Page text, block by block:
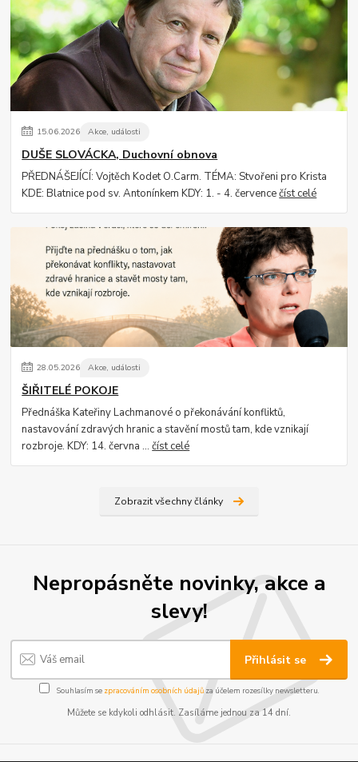
15.06.2026 Akce, události
DUŠE SLOVÁCKA, Duchovní obnova
PŘEDNÁŠEJÍCÍ: Vojtěch Kodet O.Carm. TÉMA: Stvořeni pro Krista
KDE: Blatnice pod sv. Antonínkem KDY: 1. - 4. červencečíst celé
28.05.2026 Akce, události
ŠIŘITELÉ POKOJE
Přednáška Kateřiny Lachmanové o překonávání konfliktů,
nastavování zdravých hranic a stavění mostů tam, kde vznikají
rozbroje. KDY: 14. června ...číst celé
Zobrazit všechny články
Nepropásněte novinky, akce a
slevy!
Přihlásit se
Souhlasím se zpracováním osobních údajůza účelem rozesílky newsletteru.
Můžete se kdykoli odhlásit. Zasíláme jednou za 14 dní.